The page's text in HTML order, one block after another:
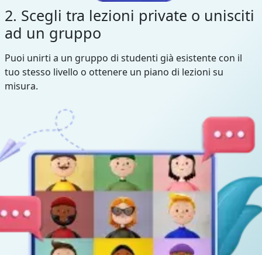
2. Scegli tra lezioni private o unisciti
ad un gruppo
Puoi unirti a un gruppo di studenti già esistente con il
tuo stesso livello o ottenere un piano di lezioni su
misura.